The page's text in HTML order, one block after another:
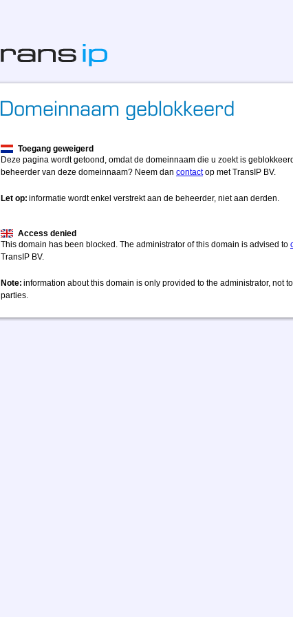
Toegang geweigerd
Deze pagina wordt getoond, omdat de domeinnaam die u zoekt is
beheerder van deze domeinnaam? Neem dan contactop met TransIP BV.
Let op: informatie wordt enkel verstrekt aan de beheerder, niet aan derden.
Access denied
This domain has been blocked. The administrator of this domain is advised to
TransIP BV.
Note: information about this domain is only provided to the administrator, not
parties.